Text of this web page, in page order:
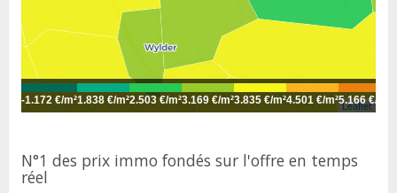
Leaflet
-1.172 €/m²1.838 €/m²2.503 €/m²3.169 €/m²3.835 €/m²4.501 €/m²5.166 €/m²
N°1 des prix immo fondés sur l'offre en temps
réel